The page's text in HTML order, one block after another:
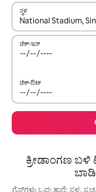
ಸ್ಥಳ
ಫಲಿತಾಂಶಗಳು
ಚೆಕ್-ಇನ್
ಚೆಕ್-ಔಟ್
ಕ್ರೀಡಾಂಗಣ
ಗೆಸ್ಟ್‌ಗಳು ಒಪ್ಪುತ್ತಾರೆ: ಸ್ಥಳ,